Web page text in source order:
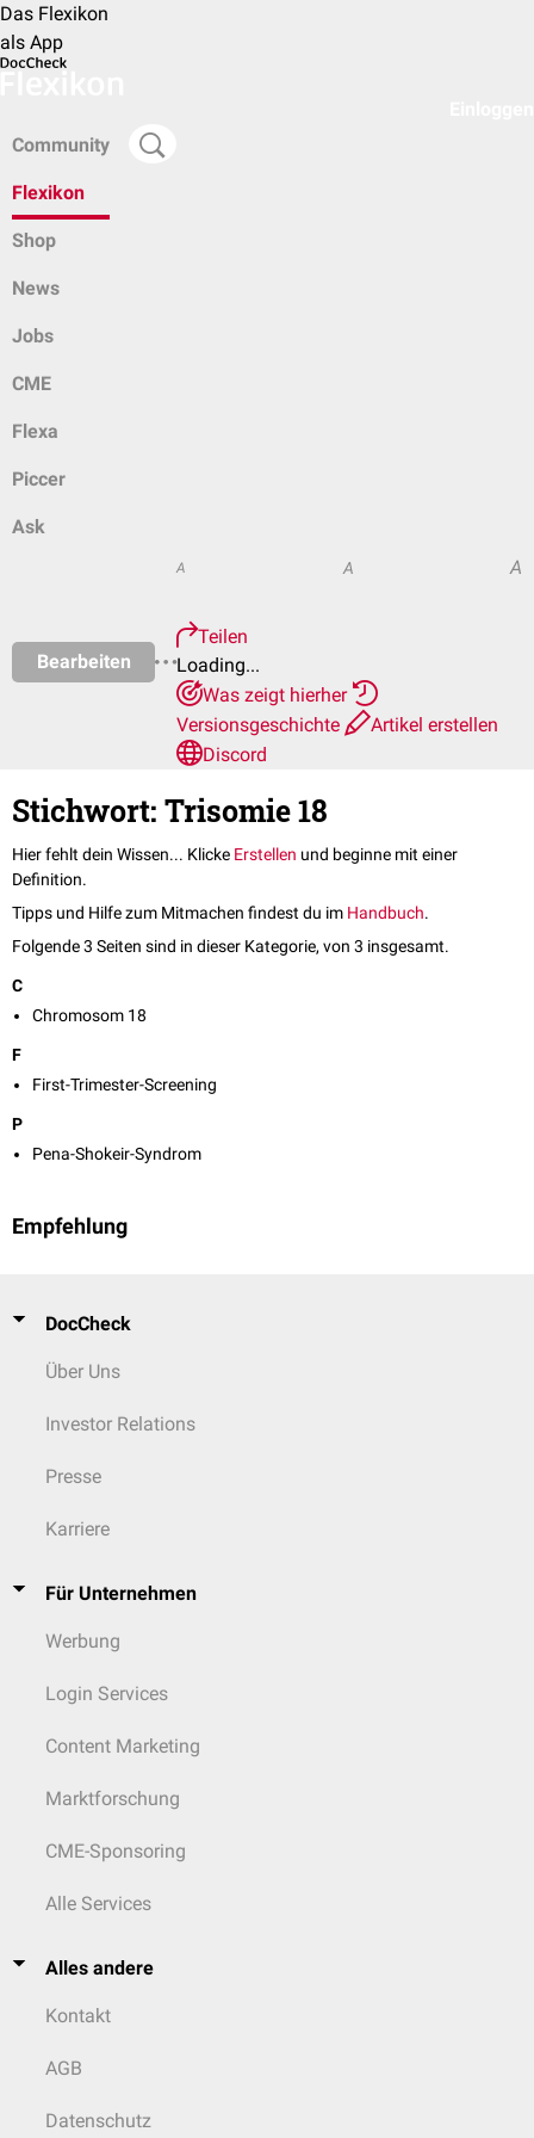
Das Flexikon
als App
Community
Flexikon
Shop
News
Jobs
CME
Flexa
Piccer
Ask
Bearbeiten
A A A
Teilen
Loading...
Was zeigt hierher
Versionsgeschichte
Artikel erstellen
Discord
Stichwort: Trisomie 18
Hier fehlt dein Wissen... Klicke Erstellen und beginne mit einer
Definition.
Tipps und Hilfe zum Mitmachen findest du im Handbuch.
Folgende 3 Seiten sind in dieser Kategorie, von 3 insgesamt.
C
Chromosom 18
F
First-Trimester-Screening
P
Pena-Shokeir-Syndrom
Empfehlung
DocCheck
Über Uns
Investor Relations
Presse
Karriere
Für Unternehmen
Werbung
Login Services
Content Marketing
Marktforschung
CME-Sponsoring
Alle Services
Alles andere
Kontakt
AGB
Datenschutz